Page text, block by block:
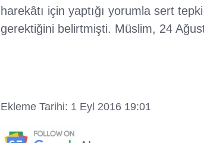
harekâtı için yaptığı yorumla sert
gerektiğini belirtmişti. Müslim, 24
Ekleme Tarihi: 1 Eyl 2016 19:01